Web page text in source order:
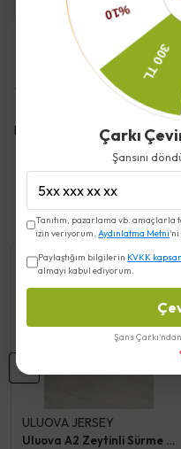
Yorumlar
Bu ürün için henüz yorum
ULUOVA JERSEY
Uluova A2 Zeytinli Sürme Peynir
Çarkı
Şansını
Tanıtım, pazarlama vb.
izin veriyorum.Aydınlatma Metni'ni
Paylaştığım bilgilerin KVKK
almayı kabul ediyorum.
Şans